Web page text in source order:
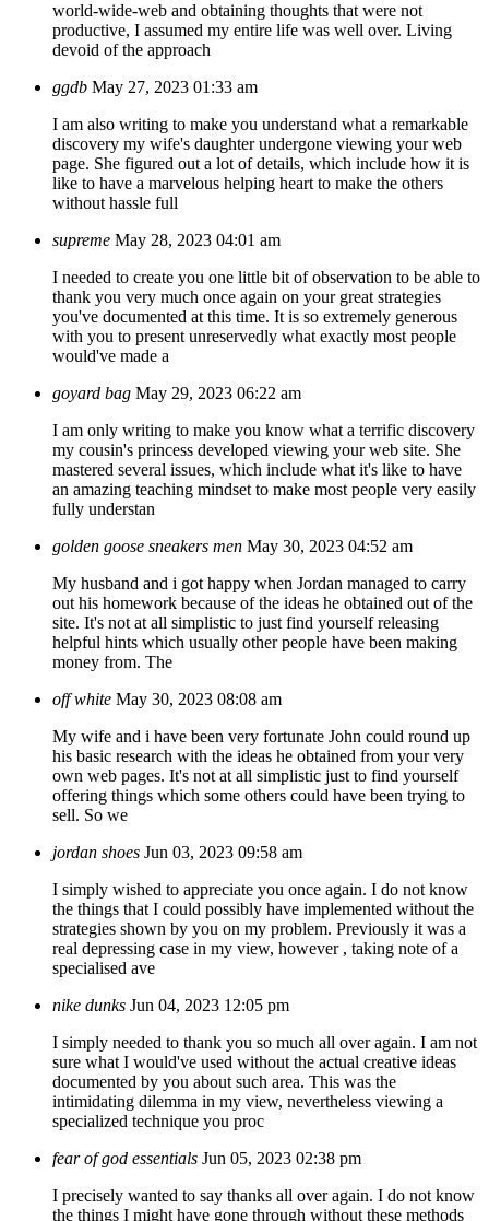
world-wide-web and obtaining thoughts that were not
productive, I assumed my entire life was well over. Living
devoid of the approach
ggdb May 27, 2023 01:33 am
I am also writing to make you understand what a remarkable
discovery my wife's daughter undergone viewing your web
page. She figured out a lot of details, which include how it is
like to have a marvelous helping heart to make the others
without hassle full
supreme May 28, 2023 04:01 am
I needed to create you one little bit of observation to be able to
thank you very much once again on your great strategies
you've documented at this time. It is so extremely generous
with you to present unreservedly what exactly most people
would've made a
goyard bag May 29, 2023 06:22 am
I am only writing to make you know what a terrific discovery
my cousin's princess developed viewing your web site. She
mastered several issues, which include what it's like to have
an amazing teaching mindset to make most people very easily
fully understan
golden goose sneakers men May 30, 2023 04:52 am
My husband and i got happy when Jordan managed to carry
out his homework because of the ideas he obtained out of the
site. It's not at all simplistic to just find yourself releasing
helpful hints which usually other people have been making
money from. The
off white May 30, 2023 08:08 am
My wife and i have been very fortunate John could round up
his basic research with the ideas he obtained from your very
own web pages. It's not at all simplistic just to find yourself
offering things which some others could have been trying to
sell. So we
jordan shoes Jun 03, 2023 09:58 am
I simply wished to appreciate you once again. I do not know
the things that I could possibly have implemented without the
strategies shown by you on my problem. Previously it was a
real depressing case in my view, however , taking note of a
specialised ave
nike dunks Jun 04, 2023 12:05 pm
I simply needed to thank you so much all over again. I am not
sure what I would've used without the actual creative ideas
documented by you about such area. This was the
intimidating dilemma in my view, nevertheless viewing a
specialized technique you proc
fear of god essentials Jun 05, 2023 02:38 pm
I precisely wanted to say thanks all over again. I do not know
the things I might have gone through without these methods